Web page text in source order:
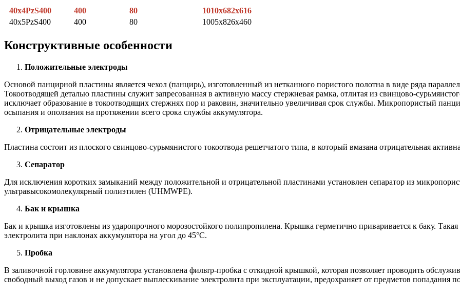
40х4PzS400 400 80
1010x682x616
40x5PzS400
400 80 1005x826x460
Конструктивные особенности
Положительные электроды
Основой панцирной пластины является чехол (панцирь), изготовленный из нетканного пористого полотна в виде ряда
Токоотводящей деталью пластины служит запресованная в активную массу стержневая рамка, отлитая из свинцово-
исключает образование в токоотводящих стержнях пор и раковин, значительно увеличивая срок службы. Микропористый
осыпания и оползания на протяжении всего срока службы аккумулятора.
Отрицательные электроды
Пластина состоит из плоского свинцово-сурьмянистого токоотвода решетчатого типа, в который вмазана отрицательная
Сепаратор
Для исключения коротких замыканий между положительной и отрицательной пластинами установлен сепаратор из
ультравысокомолекулярный полиэтилен (UHMWPE).
Бак и крышка
Бак и крышка изготовлены из ударопрочного морозостойкого полипропилена. Крышка герметично приваривается к баку.
электролита при наклонах аккумулятора на угол до 45°С.
Пробка
В заливочной горловине аккумулятора установлена фильтр-пробка с откидной крышкой, которая позволяет проводить
свободный выход газов и не допускает выплескивание электролита при эксплуатации, предохраняет от предметов попадания